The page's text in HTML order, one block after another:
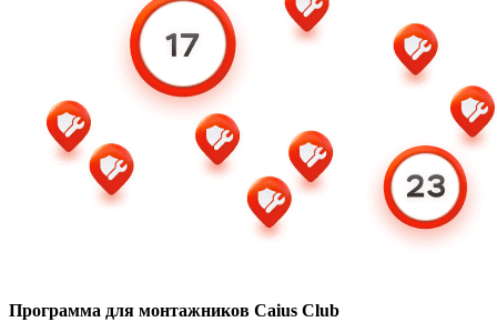
Программа для монтажников Caius Club